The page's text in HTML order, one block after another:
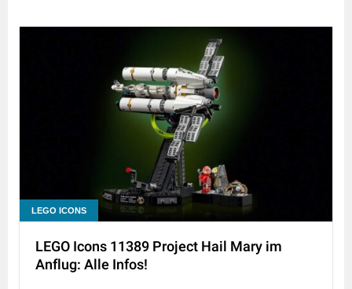
LEGO ICONS
LEGO Icons 11389 Project Hail Mary im
Anflug: Alle Infos!